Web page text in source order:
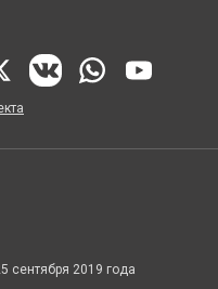
сентября 2019 года